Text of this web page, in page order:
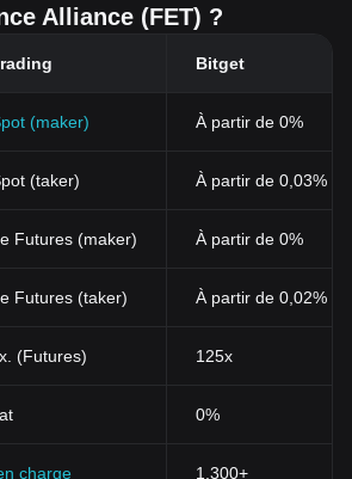
Alliance (FET) ?
Bitget
(maker) À partir de 0%
(taker) À partir de 0,03%
Futures (maker) À partir de 0%
Futures (taker) À partir de 0,02%
(Futures) 125x
0%
charge 1,300+